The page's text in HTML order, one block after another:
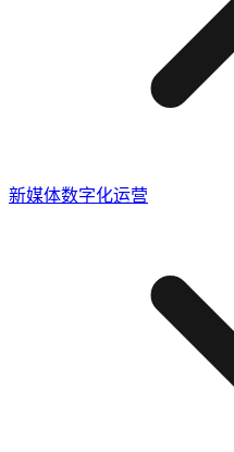
新媒体数字化运营